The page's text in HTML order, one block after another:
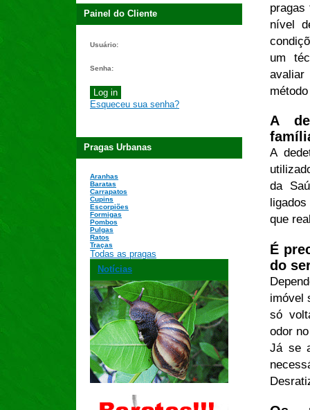
Painel do Cliente
Usuário:
Senha:
Esqueceu sua senha?
Pragas Urbanas
Aranhas
Baratas
Carrapatos
Cupins
Escorpiões
Formigas
Pombos
Pulgas
Ratos
Traças
Todas as pragas
Notícias
nível
um
A
A
da
que
É
do
imóvel
só
odor
Já se